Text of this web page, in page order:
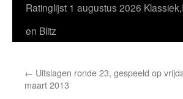
Ratinglijst 1 augustus 2026
en Blitz
← Uitslagen ronde 23, gespeeld op
maart 2013